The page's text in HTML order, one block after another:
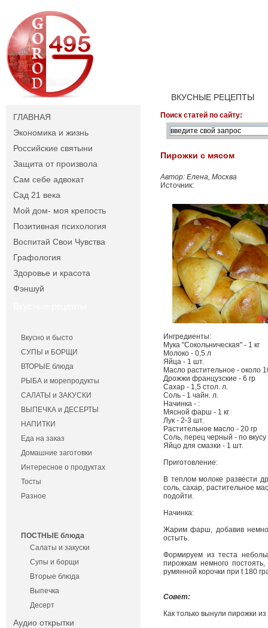
ГЛАВНАЯ
Экономика и жизнь
Российские святыни
Защита от произвола
Сам себе адвокат
Сад 21 века
Мой дом- моя крепость
Позитивная психология
Воспитай Свои Чувства
Графология
Здоровье и красота
Фэншуй
Вкусно и бысто
СУПЫ и БОРЩИ
ВТОРЫЕ блюда
РЫБА и морепродукты
САЛАТЫ и ЗАКУСКИ
ВЫПЕЧКА и ДЕСЕРТЫ
НАПИТКИ
Еда на заказ
Домашние заготовки
Интересное о продуктах
Тосты
Разное
ПОСТНЫЕ блюда
Салаты и закуски
Супы и борщи
Вторые блюда
Выпечка
Десерт
Аудио открытки
ВКУСНЫЕ РЕЦЕПТЫ
Поиск статей по сайту:
Пирожки с мясом
Автор: Елена, Москва
Источник:
Ингредиенты:
Мука "Сокольническая" - 1 кг
Молоко - 0,5 л
Яйца - 1 шт.
Масло растительное - около
Дрожжи французские - 6 гр
Сахар - 1,5 стол. л.
Соль - 1 чайн. л.
Начинка - :
Мясной фарш - 1 кг
Лук - 2-3 шт.
Растительное масло - 20 гр
Соль, перец черный - по вкусу
Яйцо для смазки - 1 шт.
Приготовление:
В теплом молоке развести
соль, сахар, растительное
подойти.
Начинка:
Жарим фарш, добавив
остыть.
Формируем из теста
пирожкам немного
румянной корочки при t 180
Совет:
Как только вынули пирожки